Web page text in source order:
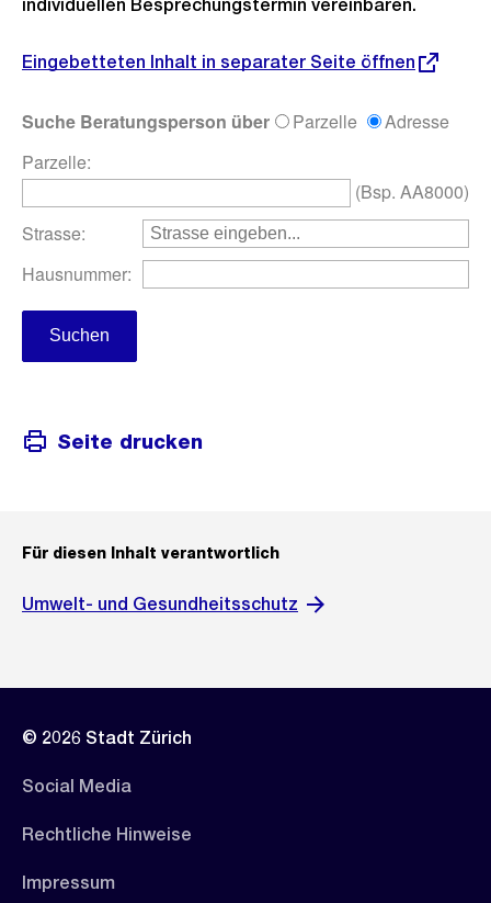
individuellen Besprechungstermin vereinbaren.
Eingebetteten Inhalt in separater Seite öffnen
Seite drucken
Für diesen Inhalt verantwortlich
Umwelt- und Gesundheitsschutz
© 2026 Stadt Zürich
Social Media
Rechtliche Hinweise
Impressum